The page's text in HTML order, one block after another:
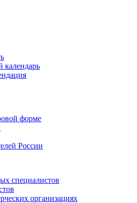
календарь
форме
России
специалистов
организациях